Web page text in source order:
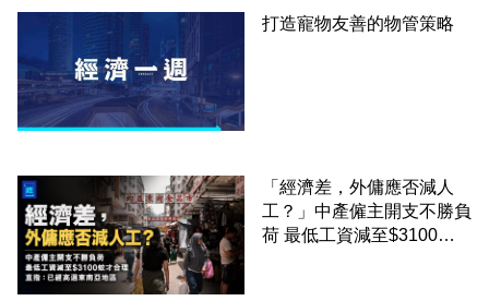
打造寵物友善的物管策略
「經濟差，外傭應否減人
工？」中產僱主開支不勝負
荷 最低工資減至$3100蚊